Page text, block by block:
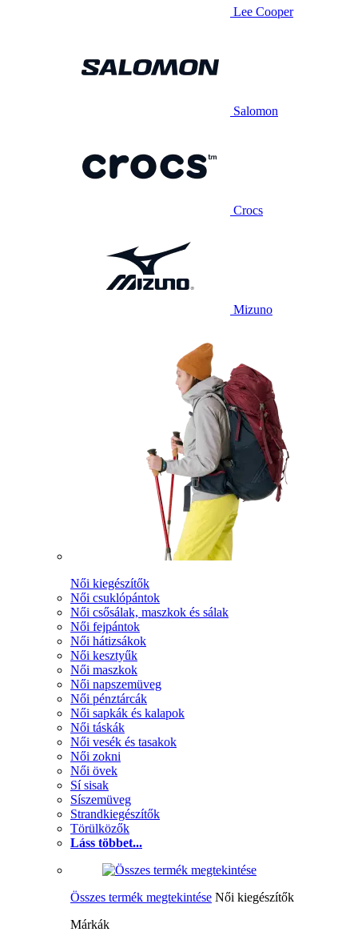
Lee Cooper
Salomon
Crocs
Mizuno
Női kiegészítők
Női csuklópántok
Női csősálak, maszkok és sálak
Női fejpántok
Női hátizsákok
Női kesztyűk
Női maszkok
Női napszemüveg
Női pénztárcák
Női sapkák és kalapok
Női táskák
Női vesék és tasakok
Női zokni
Női övek
Sí sisak
Síszemüveg
Strandkiegészítők
Törülközők
Láss többet...
Összes termék megtekintése Női kiegészítők
Márkák